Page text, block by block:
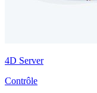
4D Server
Contrôle